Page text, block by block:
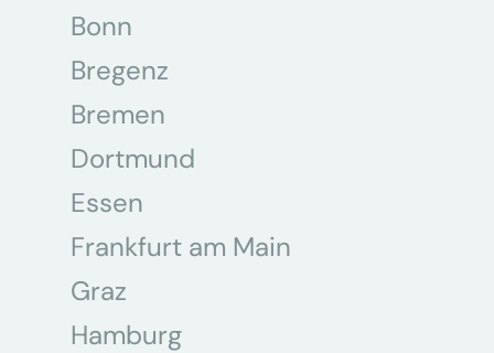
Bonn
Bregenz
Bremen
Dortmund
Essen
Frankfurt am Main
Graz
Hamburg